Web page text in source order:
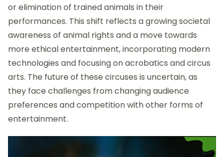
or elimination of trained animals in their
performances. This shift reflects a growing societal
awareness of animal rights and a move towards
more ethical entertainment, incorporating modern
technologies and focusing on acrobatics and circus
arts. The future of these circuses is uncertain, as
they face challenges from changing audience
preferences and competition with other forms of
entertainment.